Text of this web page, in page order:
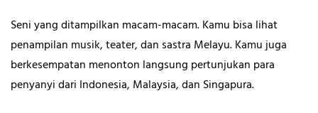
Seni yang ditampilkan macam-macam. Kamu bisa lihat
penampilan musik, teater, dan sastra Melayu. Kamu juga
berkesempatan menonton langsung pertunjukan para
penyanyi dari Indonesia, Malaysia, dan Singapura.